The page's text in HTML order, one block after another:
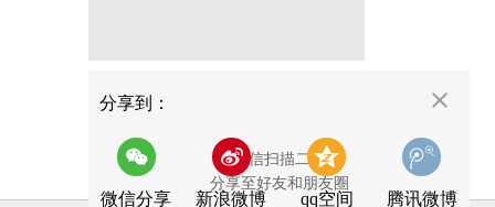
分享到：
微信分享
用微信扫描二维码
分享至好友和朋友圈
新浪微博 qq空间 腾讯微博